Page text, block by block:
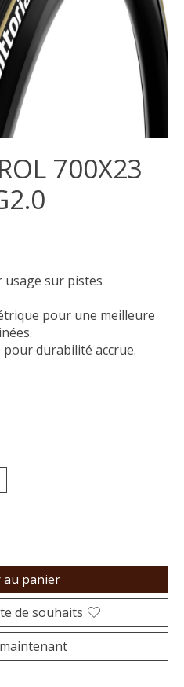
700X23
usage sur pistes
pour une meilleure
pour durabilité accrue.
panier
de souhaits